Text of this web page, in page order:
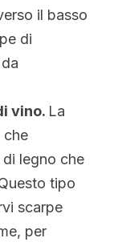
il basso
di
vino. La
che
di legno che
tipo
scarpe
per